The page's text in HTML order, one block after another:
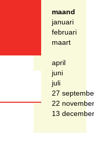
maand
januari
februari
maart
april
juni
juli
27
22 november
13 december